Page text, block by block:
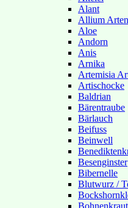
Alant
Allium Arten
Aloe
Andorn
Anis
Arnika
Artemisia
Artischocke
Baldrian
Bärentraube
Bärlauch
Beifuss
Beinwell
Besenginster
Bibernelle
Blutwurz /
Bohnenkraut